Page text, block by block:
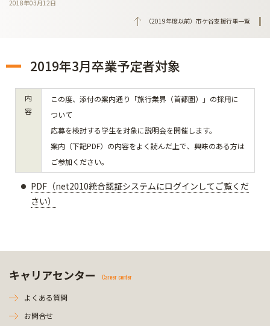
2018年03月12日
（2019年度以前）市ケ谷支援行事一覧
2019年3月卒業予定者対象
内
容
この度、添付の案内通り「旅行業界（首都圏）」の採用に
ついて
応募を検討する学生を対象に説明会を開催します。
案内（下記PDF）の内容をよく読んだ上で、興味のある方は
ご参加ください。
PDF（net2010統合認証システムにログインしてご覧くだ
さい）
キャリアセンター Career center
よくある質問
お問合せ